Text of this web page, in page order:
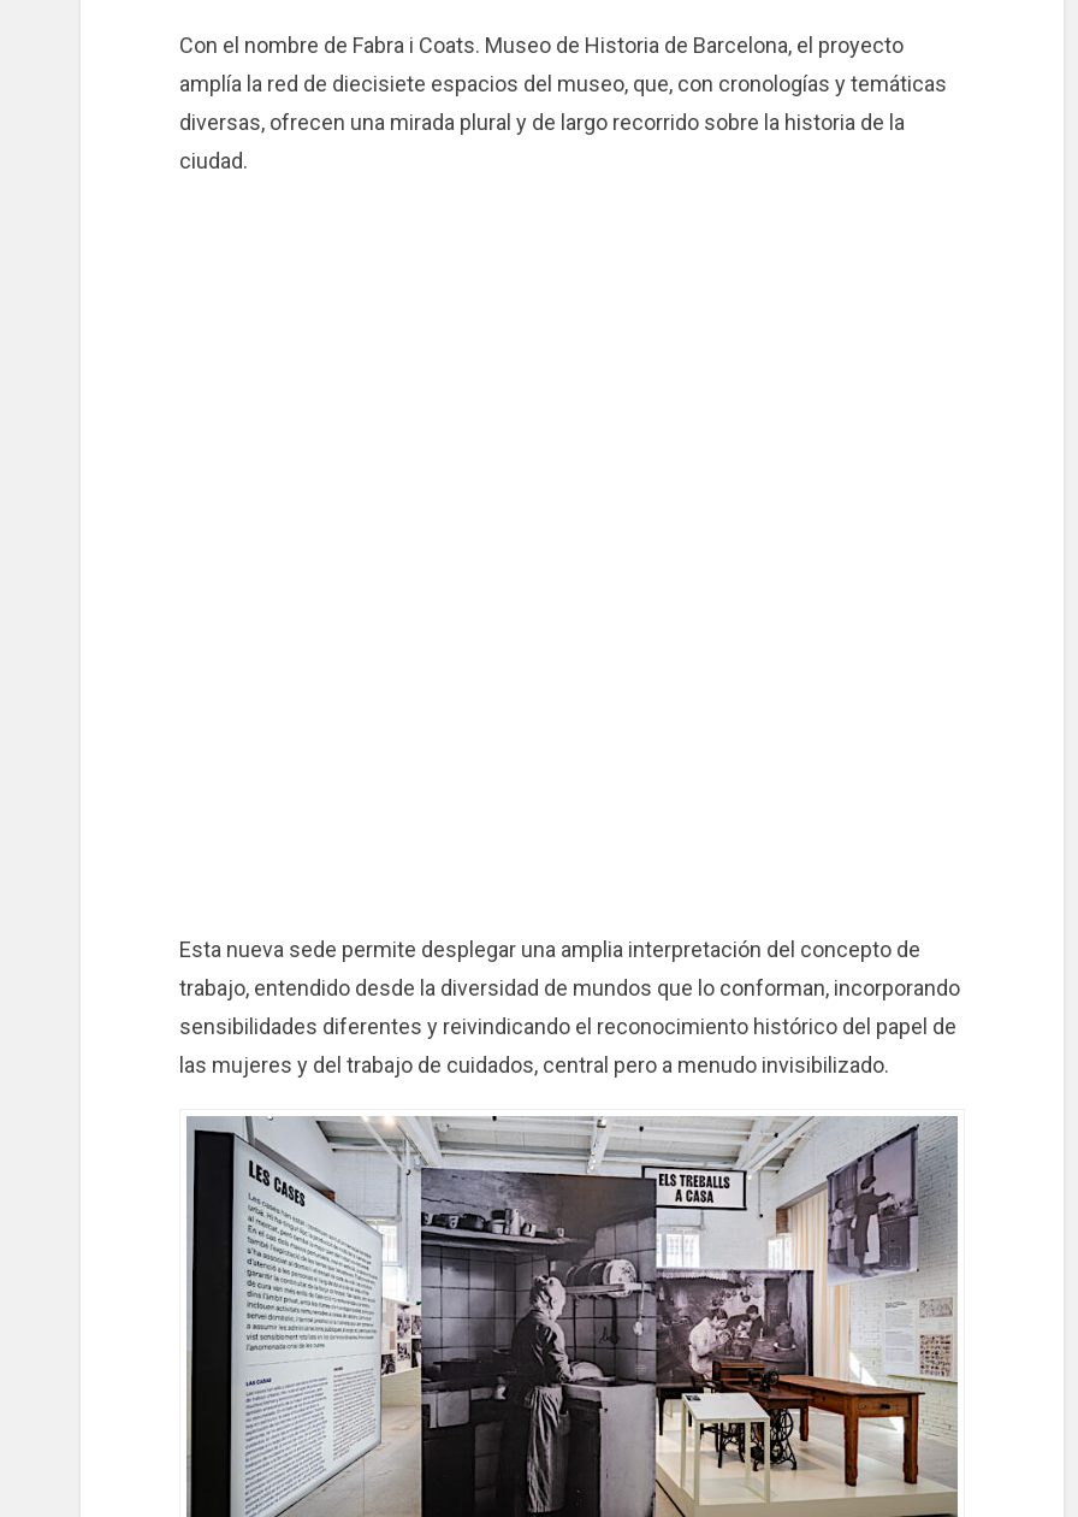
Con el nombre de Fabra i Coats. Museo de Historia de Barcelona, ​​el proyecto
amplía la red de diecisiete espacios del museo, que, con cronologías y temáticas
diversas, ofrecen una mirada plural y de largo recorrido sobre la historia de la
ciudad.
Esta nueva sede permite desplegar una amplia interpretación del concepto de
trabajo, entendido desde la diversidad de mundos que lo conforman, incorporando
sensibilidades diferentes y reivindicando el reconocimiento histórico del papel de
las mujeres y del trabajo de cuidados, central pero a menudo invisibilizado.